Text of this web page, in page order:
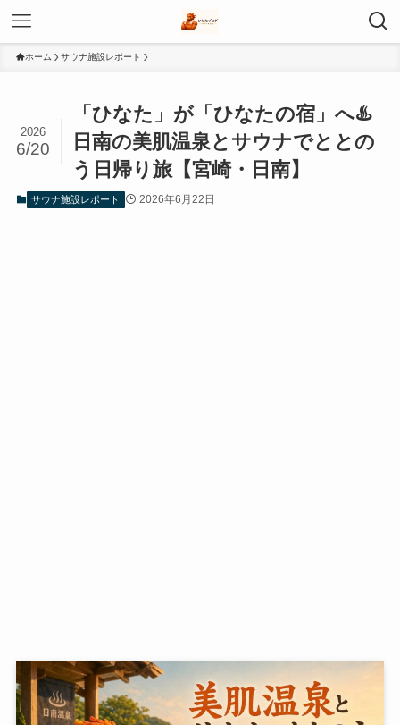
ホーム サウナ施設レポート
「ひなた」が「ひなたの宿」へ♨️
日南の美肌温泉とサウナでととの
う日帰り旅【宮崎・日南】
2026
6/20
サウナ施設レポート 2026年6月22日